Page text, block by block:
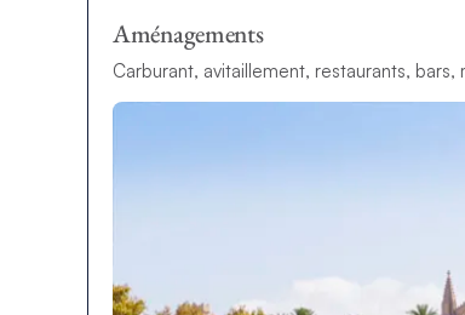
Aménagements
Carburant, avitaillement, restaurants, bars,